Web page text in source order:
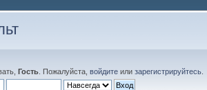
Гость . Пожалуйста, войдите или зарегистрируйтесь